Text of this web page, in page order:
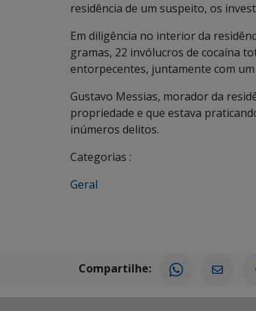
residência de um suspeito, os
Em diligência no interior da
gramas, 22 invólucros de cocaína
entorpecentes, juntamente com
Gustavo Messias, morador da
propriedade e que estava
inúmeros delitos.
Categorias :
Geral
Compartilhe: